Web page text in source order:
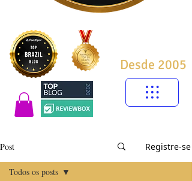
Desde 2005
Post Registre-se
Todos os posts